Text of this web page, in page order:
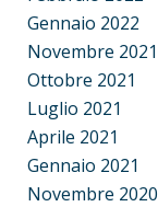
Gennaio 2022
Novembre 2021
Ottobre 2021
Luglio 2021
Aprile 2021
Gennaio 2021
Novembre 2020